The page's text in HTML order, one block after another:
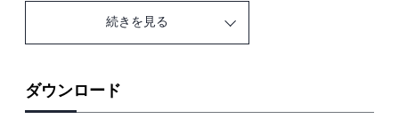
第4章 医療画像情報学
第7章 理工学・放射線科学
第8章 X線撮影機器学
続きを見る
ダウンロード